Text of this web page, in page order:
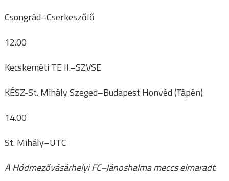
Csongrád–Cserkeszőlő
12.00
Kecskeméti TE II.–SZVSE
KÉSZ-St. Mihály Szeged–Budapest Honvéd (Tápén)
14.00
St. Mihály–UTC
A Hódmezővásárhelyi FC–Jánoshalma meccs elmaradt.